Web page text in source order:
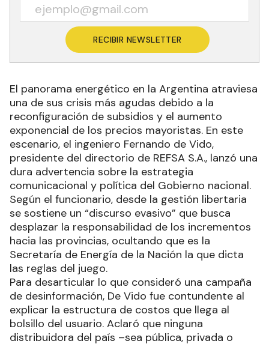
RECIBIR NEWSLETTER
El panorama energético en la Argentina atraviesa
una de sus crisis más agudas debido a la
reconfiguración de subsidios y el aumento
exponencial de los precios mayoristas. En este
escenario, el ingeniero Fernando de Vido,
presidente del directorio de REFSA S.A., lanzó una
dura advertencia sobre la estrategia
comunicacional y política del Gobierno nacional.
Según el funcionario, desde la gestión libertaria
se sostiene un “discurso evasivo” que busca
desplazar la responsabilidad de los incrementos
hacia las provincias, ocultando que es la
Secretaría de Energía de la Nación la que dicta
las reglas del juego.
Para desarticular lo que consideró una campaña
de desinformación, De Vido fue contundente al
explicar la estructura de costos que llega al
bolsillo del usuario. Aclaró que ninguna
distribuidora del país –sea pública, privada o